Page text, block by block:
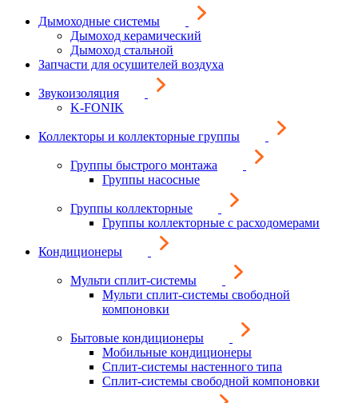
Дымоходные системы
Дымоход керамический
Дымоход стальной
Запчасти для осушителей воздуха
Звукоизоляция
K-FONIK
Коллекторы и коллекторные группы
Группы быстрого монтажа
Группы насосные
Группы коллекторные
Группы коллекторные с расходомерами
Кондиционеры
Мульти сплит-системы
Мульти сплит-системы свободной
компоновки
Бытовые кондиционеры
Мобильные кондиционеры
Сплит-системы настенного типа
Сплит-системы свободной компоновки